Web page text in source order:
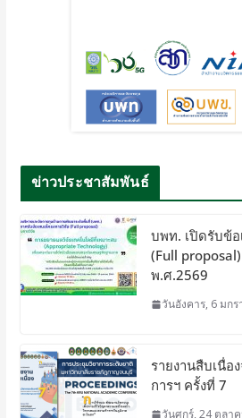
ข่าวประชาสัมพันธ์
บพท. เปิดรับข้อ
(Full
พ.ศ.2569
วันอังคาร, 6 มก
รายงานสืบเนื่อ
การฯ ครั้งที่ 7
วันศุกร์, 24 ตุลา